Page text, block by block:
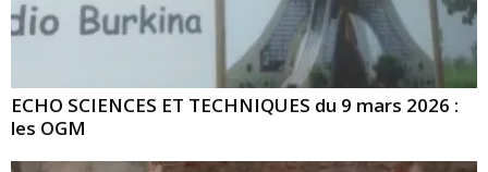
ECHO SCIENCES ET TECHNIQUES du 9 mars 2026 :
les OGM